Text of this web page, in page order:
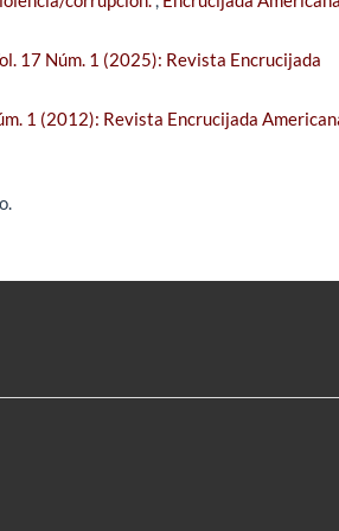
17 Núm. 1 (2025): Revista Encrucijada
1 (2012): Revista Encrucijada